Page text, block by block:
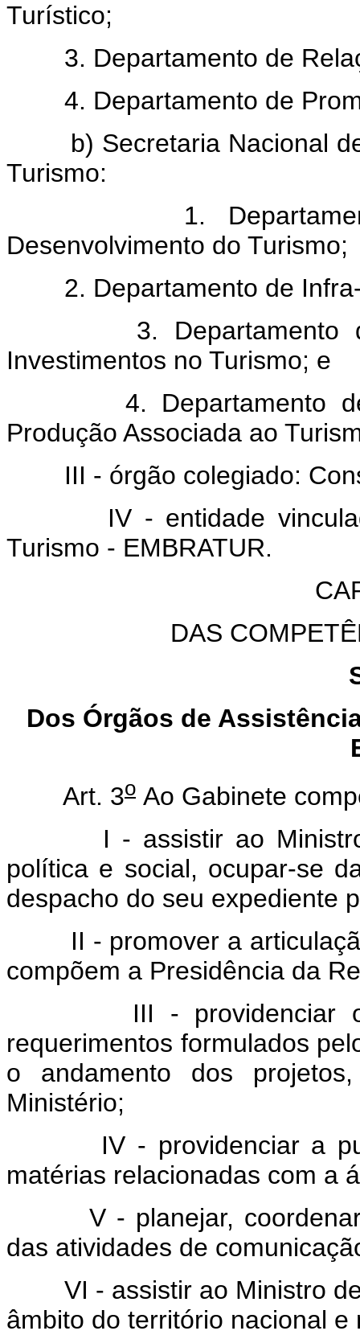
Turístico;
3. Departamento de
4. Departamento de
b) Secretaria Nacional de
Turismo:
1. Departamento
Desenvolvimento do Turismo;
2. Departamento de Infra-
3. Departamento de
Investimentos no Turismo; e
4. Departamento de
Produção Associada ao
III - órgão colegiado:
IV - entidade vinculada:
Turismo - EMBRATUR.
DAS
Dos Órgãos de
Art. 3o Ao Gabinete
I - assistir ao Ministro
política e social, ocupar-se
despacho do seu expediente
II - promover a
compõem a Presidência da
III - providenciar o
requerimentos formulados
o andamento dos
Ministério;
IV - providenciar a
matérias relacionadas com a
V - planejar, coordenar e
das atividades de
VI - assistir ao Ministro de
âmbito do território nacional e